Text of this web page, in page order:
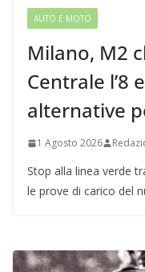
AUTO E MOTO
Milano, M2
Centrale l’8
alternative
1 Agosto 2026
Stop alla linea verde
le prove di carico del